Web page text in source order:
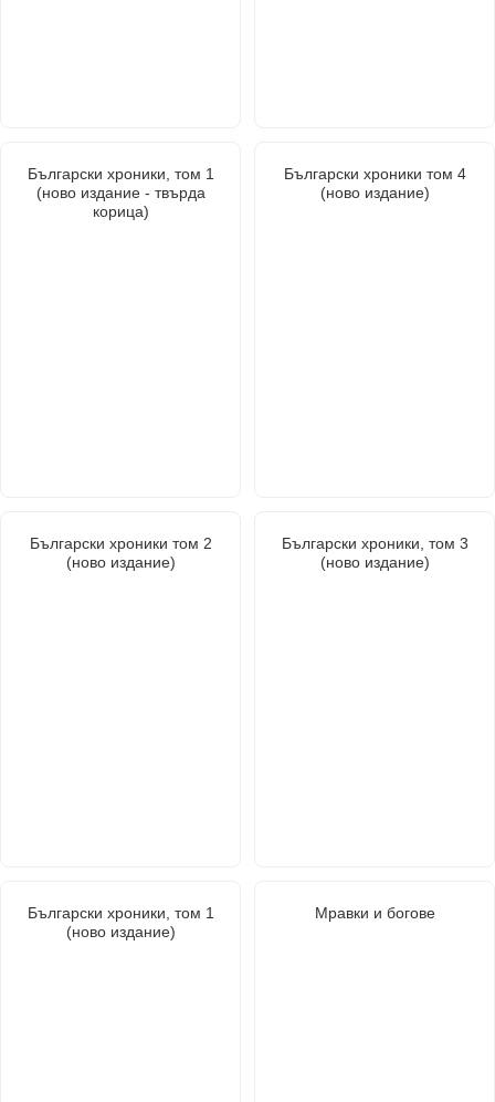
Български хроники, том 1
(ново издание - твърда
корица)
Български хроники том 4
(ново издание)
Български хроники том 2
(ново издание)
Български хроники, том 3
(ново издание)
Български хроники, том 1
(ново издание)
Мравки и богове